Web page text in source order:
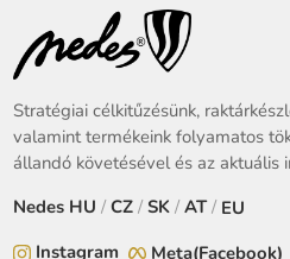
Stratégiai célkitűzésünk,
valamint termékeink folyamatos
állandó követésével és az aktuális
Nedes HU /CZ /SK / AT/ EU
Instagram
Meta(Facebook)